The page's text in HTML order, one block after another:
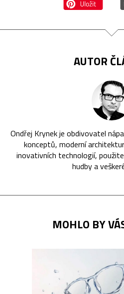
AUTOR
Ondřej Krynek je obdivovatel
konceptů, moderní
inovativních technologií,
hudby a
MOHLO BY